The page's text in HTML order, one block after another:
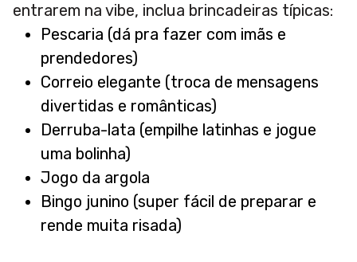
entrarem na vibe, inclua brincadeiras típicas:
Pescaria (dá pra fazer com imãs e
prendedores)
Correio elegante (troca de mensagens
divertidas e românticas)
Derruba-lata (empilhe latinhas e jogue
uma bolinha)
Jogo da argola
Bingo junino (super fácil de preparar e
rende muita risada)